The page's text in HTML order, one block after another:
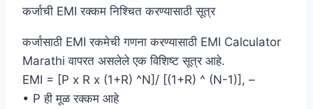
कर्जाची EMI रक्कम निश्चित करण्यासाठी सूत्र
कर्जासाठी EMI रकमेची गणना करण्यासाठी EMI Calculator
Marathi वापरत असलेले एक विशिष्ट सूत्र आहे.
EMI = [P x R x (1+R) ^N]/ [(1+R) ^ (N-1)], –
• P ही मूळ रक्कम आहे